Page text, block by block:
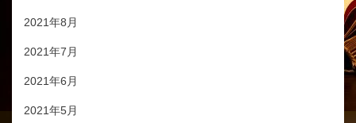
2021年8月
2021年7月
2021年6月
2021年5月